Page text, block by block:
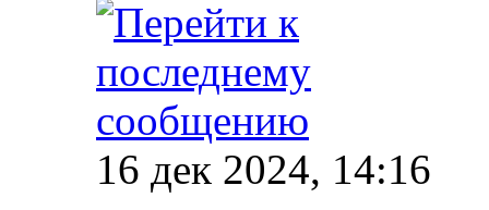
16 дек 2024, 14:16